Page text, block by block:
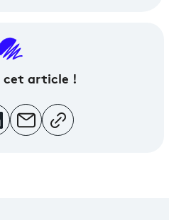
cet article !